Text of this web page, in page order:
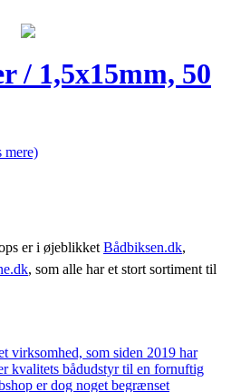
/ 1,5x15mm, 50
er i øjeblikket Bådbiksen.dk,
, som alle har et stort sortiment til
virksomhed, som siden 2019 har
kvalitets bådudstyr til en fornuftig
er dog noget begrænset